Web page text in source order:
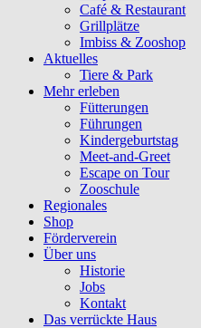
Café & Restaurant
Grillplätze
Imbiss & Zooshop
Aktuelles
Tiere & Park
Mehr erleben
Fütterungen
Führungen
Kindergeburtstag
Meet-and-Greet
Escape on Tour
Zooschule
Regionales
Shop
Förderverein
Über uns
Historie
Jobs
Kontakt
Das verrückte Haus